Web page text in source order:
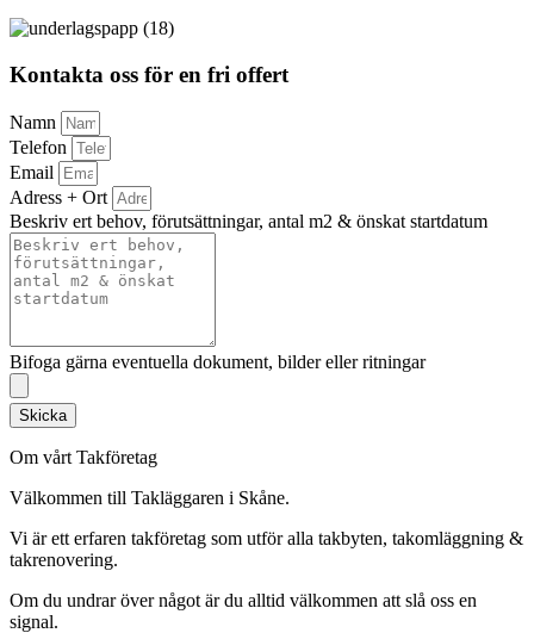
Kontakta oss för en fri offert
Namn
Telefon
Email
Adress + Ort
Beskriv ert behov, förutsättningar, antal m2 & önskat startdatum
Bifoga gärna eventuella dokument, bilder eller ritningar
Skicka
Om vårt Takföretag
Välkommen till Takläggaren i Skåne.
Vi är ett erfaren takföretag som utför alla takbyten, takomläggning &
takrenovering.
Om du undrar över något är du alltid välkommen att slå oss en
signal.